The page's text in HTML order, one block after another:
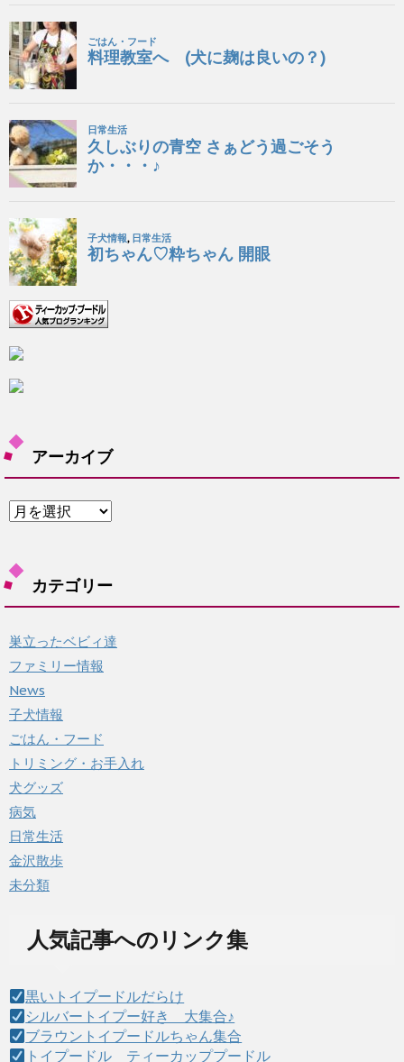
アーカイブ
ア
イ
ブ
カテゴリー
巣立ったベビィ達
ファミリー情報
News
子犬情報
ごはん・フード
トリミング・お手入れ
犬グッズ
病気
日常生活
金沢散歩
未分類
人気記事へのリンク集
黒いトイプードルだらけ
シルバートイプー好き 大集合♪
ブラウントイプードルちゃん集合
トイプードル ティーカッププードル